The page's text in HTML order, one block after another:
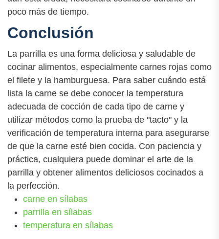
poco más de tiempo.
Conclusión
La parrilla es una forma deliciosa y saludable de
cocinar alimentos, especialmente carnes rojas como
el filete y la hamburguesa. Para saber cuándo está
lista la carne se debe conocer la temperatura
adecuada de cocción de cada tipo de carne y
utilizar métodos como la prueba de "tacto" y la
verificación de temperatura interna para asegurarse
de que la carne esté bien cocida. Con paciencia y
práctica, cualquiera puede dominar el arte de la
parrilla y obtener alimentos deliciosos cocinados a
la perfección.
carne en sílabas
parrilla en sílabas
temperatura en sílabas